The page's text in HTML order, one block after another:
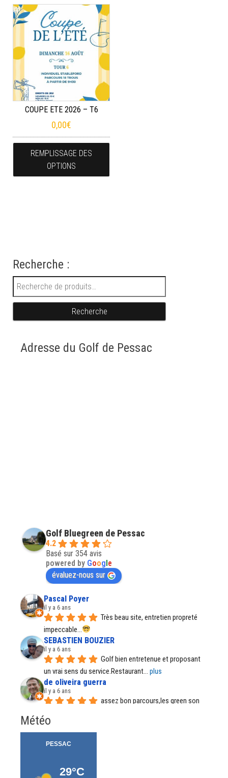
COUPE ETE 2026 – T6
0,00€
REMPLISSAGE DES
OPTIONS
Recherche :
Recherche pour :
Recherche
Adresse du Golf de Pessac
Golf Bluegreen de Pessac
4.2
Basé sur 354 avis
powered by Google
évaluez-nous sur
Pascal Poyer
il y a 6 ans
Très beau site, entretien propreté
impeccable...
SEBASTIEN BOUZIER
il y a 6 ans
Golf bien entretenue et proposant
un vrai sens du service.Restaurant... plus
de oliveira guerra
il y a 6 ans
assez bon parcours,les green son
Régine Santos
il y a 7 ans
Meztedu57 .
il y a 7 ans
Météo